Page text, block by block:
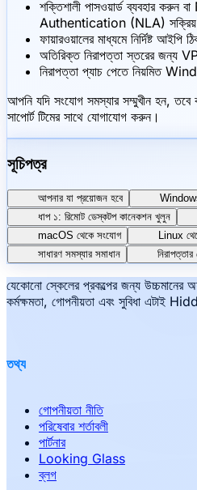
শক্তিশালী পাসওয়ার্ড ব্যবহার
Authentication (NLA)
ফায়ারওয়ালের মাধ্যমে নির্দিষ্ট
অতিরিক্ত নিরাপত্তা স্তরের জন্য
নিরাপত্তা প্যাচ পেতে নিয়মিত
আপনি যদি সংযোগ সমস্যার সম্মুখীন হন, তবে
সাপোর্ট টিমের সাথে যোগাযোগ করুন।
সূচিপত্র
আপনার যা প্রয়োজন হবে
ধাপ ১: রিমোট ডেস্কটপ কানেকশন খুলুন
macOS থেকে সংযোগ
Linux
সাধারণ সমস্যার সমাধান
যেকোনো স্কেলের প্রকল্পের জন্য উচ্চমানের
কর্মক্ষমতা, গোপনীয়তা এবং সুবিধা এটাই
তথ্য
গোপনীয়তা নীতি
পরিষেবার শর্তাবলী
পার্টনার
Looking Glass
ব্লগ